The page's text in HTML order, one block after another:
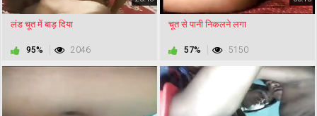
लंड चूत में बाड़ दिया
95% 2046
चूत से पानी निकलने लगा
57% 5150